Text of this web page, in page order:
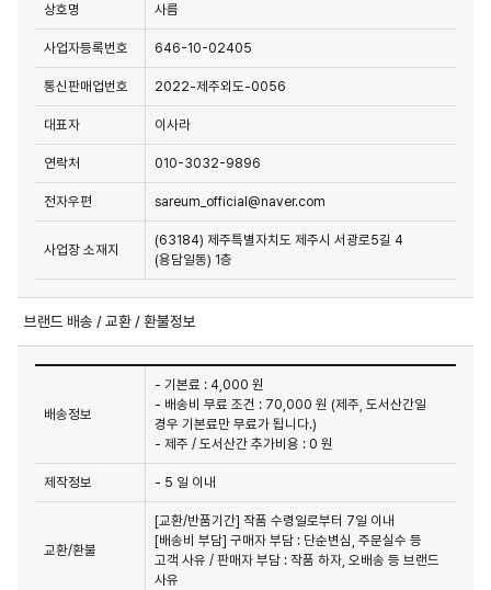
상호명 사름
사업자등록번호 646-10-02405
통신판매업번호 2022-제주외도-0056
대표자 이사라
연락처 010-3032-9896
전자우편 sareum_official@naver.com
사업장 소재지
(63184) 제주특별자치도 제주시 서광로5길 4
(용담일동) 1층
브랜드 배송 / 교환 / 환불정보
배송정보
- 기본료 : 4,000 원
- 배송비 무료 조건 : 70,000 원 (제주, 도서산간일
경우 기본료만 무료가 됩니다.)
- 제주 / 도서산간 추가비용 : 0 원
제작정보 - 5 일 이내
교환/환불
[교환/반품기간] 작품 수령일로부터 7일 이내
[배송비 부담] 구매자 부담 : 단순변심, 주문실수 등
고객 사유 / 판매자 부담 : 작품 하자, 오배송 등 브랜드
사유